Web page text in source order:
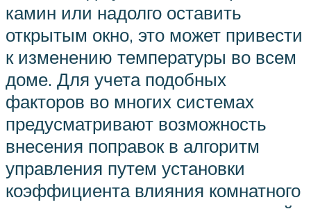
камин или надолго оставить
открытым окно, это может привести
к изменению температуры во всем
доме. Для учета подобных
факторов во многих системах
предусматривают возможность
внесения поправок в алгоритм
управления путем установки
коэффициента влияния комнатного